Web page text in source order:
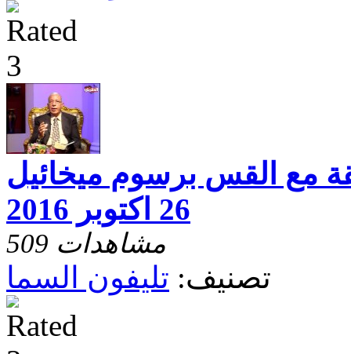
مع القس برسوم ميخائيل
26 اكتوبر 2016
509 مشاهدات
تصنيف: تليفون السما